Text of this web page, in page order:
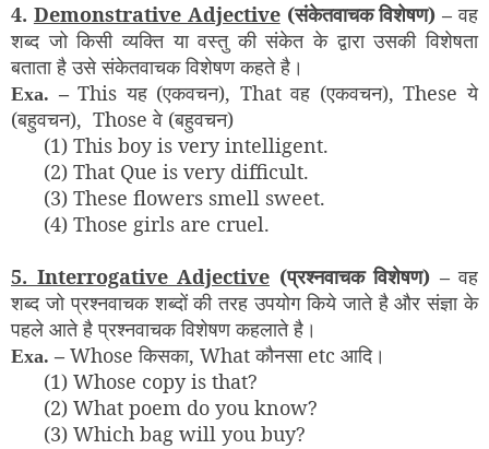
4. Demonstrative Adjective(संकेतवाचक विशेषण) – वह
शब्द जो किसी व्यक्ति या वस्तु की संकेत के द्वारा उसकी विशेषता
बताता है उसे संकेतवाचक विशेषण कहते है।
Exa. –This यह (एकवचन), That वह (एकवचन), These ये
(बहुवचन), Those वे (बहुवचन)
(1) This boy is very intelligent.
(2) That Que is very difficult.
(3) These flowers smell sweet.
(4) Those girls are cruel.
5. Interrogative Adjective (प्रश्नवाचक विशेषण) –वह
शब्द जो प्रश्नवाचक शब्दों की तरह उपयोग किये जाते है और संज्ञा के
पहले आते है प्रश्नवाचक विशेषण कहलाते है।
Exa. –Whose किसका, What कौनसा etc आदि।
(1) Whose copy is that?
(2) What poem do you know?
(3) Which bag will you buy?